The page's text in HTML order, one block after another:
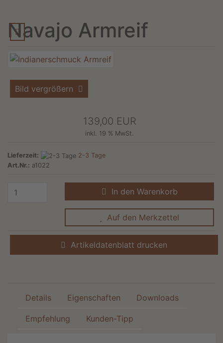
Navajo Armreif
Bild vergrößern
139,00 EUR
inkl. 19 % MwSt.
Lieferzeit:
2-3 Tage
Art.Nr.: a1022
In den Warenkorb
Auf den Merkzettel
Artikeldatenblatt drucken
Details Eigenschaften Downloads
Empfehlung Kunden-Tipp